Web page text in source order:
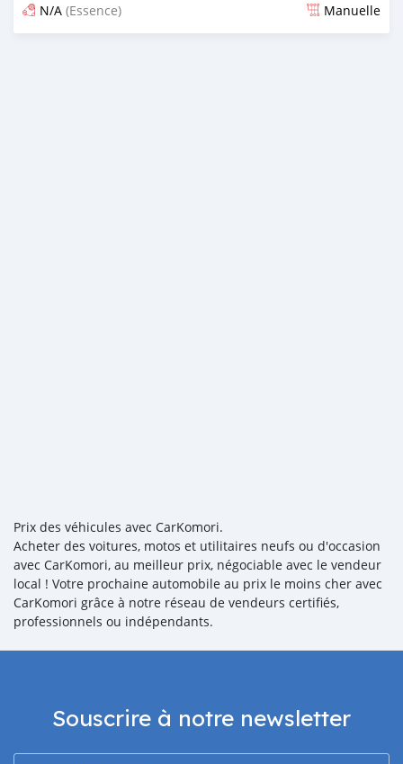
N/A (Essence) Manuelle
Prix des véhicules avec CarKomori.
Acheter des voitures, motos et utilitaires neufs ou d'occasion
avec CarKomori, au meilleur prix, négociable avec le vendeur
local ! Votre prochaine automobile au prix le moins cher avec
CarKomori grâce à notre réseau de vendeurs certifiés,
professionnels ou indépendants.
Souscrire à notre newsletter